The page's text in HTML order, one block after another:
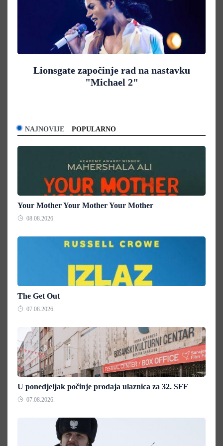
Lionsgate započinje rad na nastavku
"Michael 2"
NAJNOVIJE POPULARNO
Your Mother Your Mother Your Mother
08.08.2026.
The Get Out
07.08.2026.
U ponedjeljak počinje prodaja ulaznica za 32. SFF
07.08.2026.